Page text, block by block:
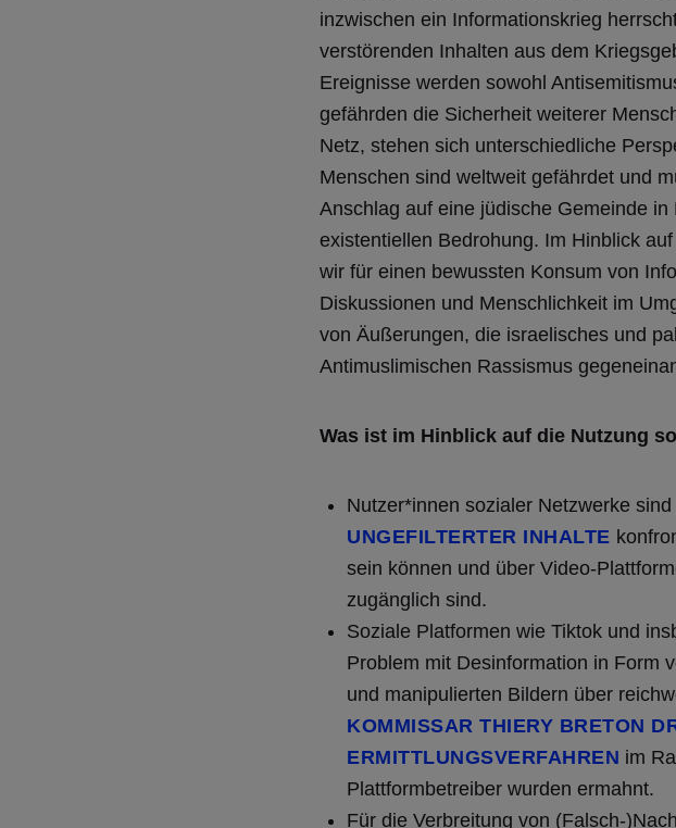
inzwischen ein Informationskrieg
verstörenden Inhalten aus dem
Ereignisse werden sowohl
gefährden die Sicherheit weiterer
Netz, stehen sich unterschiedliche
Menschen sind weltweit gefährdet und
Anschlag auf eine jüdische Gemeinde
existentiellen Bedrohung. Im Hinblick
wir für einen bewussten Konsum von
Diskussionen und Menschlichkeit im
von Äußerungen, die israelisches und
Antimuslimischen Rassismus
Was ist im Hinblick auf die Nutzung
Nutzer*innen sozialer Netzwerke
UNGEFILTERTER INHALTE
sein können und über Video-
zugänglich sind.
Soziale Platformen wie Tiktok und
Problem mit Desinformation in Form
und manipulierten Bildern über
KOMMISSAR THIERY BRETON
ERMITTLUNGSVERFAHREN im
Plattformbetreiber wurden ermahnt.
Für die Verbreitung von (Falsch-